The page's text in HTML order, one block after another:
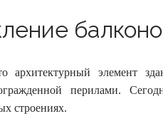
архитектурный элемент
перилами.
строениях.